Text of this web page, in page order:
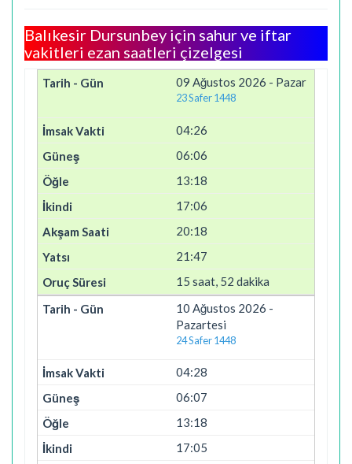
Balıkesir Dursunbey için sahur ve iftar
vakitleri ezan saatleri çizelgesi
09 Ağustos 2026 - Pazar
23 Safer 1448
04:26
06:06
13:18
17:06
20:18
21:47
15 saat, 52 dakika
10 Ağustos 2026 -
Pazartesi
24 Safer 1448
04:28
06:07
13:18
17:05